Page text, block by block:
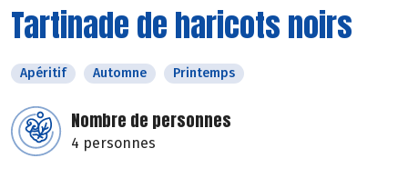
Tartinade de haricots noirs
Apéritif Automne Printemps
Nombre de personnes
4 personnes